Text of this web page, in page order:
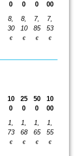
0
0
0
00
8,
30
€
8,
10
€
7,
85
€
7,
53
€
10
0
25
0
50
0
10
00
1,
73
€
1,
68
€
1,
65
€
1,
55
€